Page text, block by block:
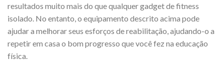
resultados muito mais do que qualquer gadget de fitness
isolado. No entanto, o equipamento descrito acima pode
ajudar a melhorar seus esforços de reabilitação, ajudando-o a
repetir em casa o bom progresso que você fez na educação
física.